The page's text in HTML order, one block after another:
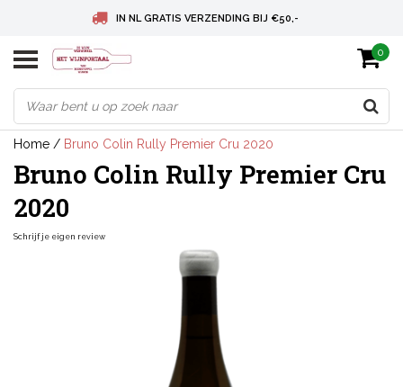
IN NL GRATIS VERZENDING BIJ €50,-
BELGIE GRATIS VERZENDING BIJ € 75
DEUTSCHLAND VERSANDKOSTENFREI AB € 75
0
Home / Bruno Colin Rully Premier Cru 2020
Bruno Colin Rully Premier Cru
2020
Schrijf je eigen review